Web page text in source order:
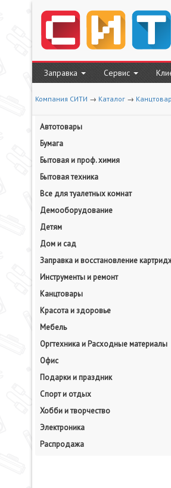
Заправка Сервис
Компания СИТИ → Каталог →
Автотовары
Бумага
Бытовая и проф. химия
Бытовая техника
Все для туалетных комнат
Демооборудование
Детям
Дом и сад
Заправка и восстановление
Инструменты и ремонт
Канцтовары
Красота и здоровье
Мебель
Оргтехника и Расходные материалы
Офис
Подарки и праздник
Спорт и отдых
Хобби и творчество
Электроника
Распродажа